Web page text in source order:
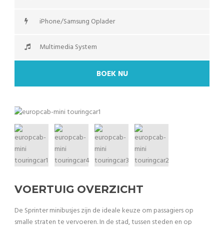
iPhone/Samsung Oplader
Multimedia System
BOEK NU
VOERTUIG OVERZICHT
De Sprinter minibusjes zijn de ideale keuze om passagiers op
smalle straten te vervoeren. In de stad, tussen steden en op